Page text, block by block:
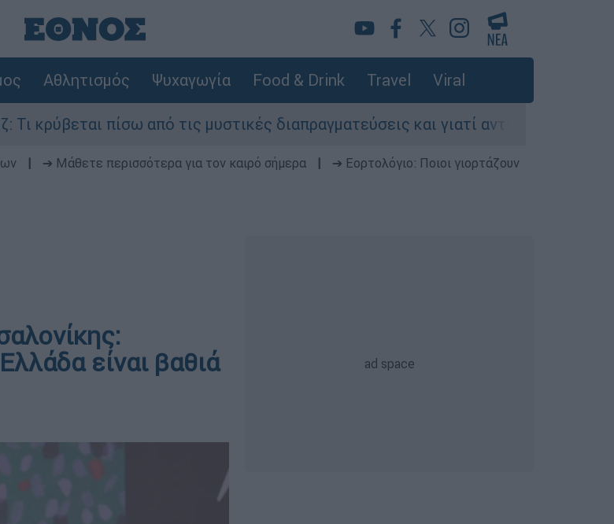
Αθλητισμός Ψυχαγωγία Food & Drink Travel Viral
από τις μυστικές διαπραγματεύσεις και γιατί αντιδρούν οι ΗΠΑ
➔ Μάθετε περισσότερα για τον καιρό σήμερα
➔ Εορτολόγιο: Ποιοι γιορτάζουν
είναι βαθιά